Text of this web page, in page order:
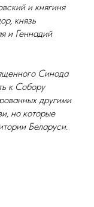
и княгиня
князь
и Геннадий
Синода
к Собору
другими
но которые
Беларуси.